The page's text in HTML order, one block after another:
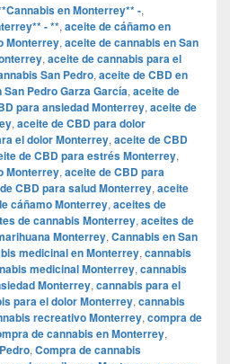
en Monterrey** -,
- **, aceite de cáñamo en
Monterrey, aceite de cannabis en San
, aceite de cannabis para el
San Pedro, aceite de CBD en
Pedro Garza García, aceite de
para ansiedad Monterrey, aceite de
, aceite de CBD para dolor
el dolor Monterrey, aceite de CBD
de CBD para estrés Monterrey,
Monterrey, aceite de CBD para
CBD para salud Monterrey, aceite
cáñamo Monterrey, aceites de
de cannabis Monterrey, aceites de
Monterrey, Cannabis en San
medicinal en Monterrey, cannabis
medicinal Monterrey, cannabis
Monterrey, cannabis para el
para el dolor Monterrey, cannabis
recreativo Monterrey, compra de
de cannabis en Monterrey,
, Compra de cannabis